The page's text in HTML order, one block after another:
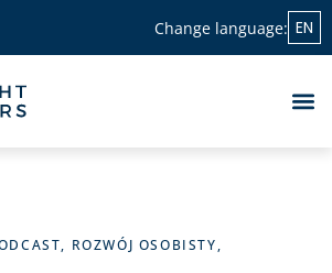
Change language: EN
, ROZWÓJ OSOBISTY,